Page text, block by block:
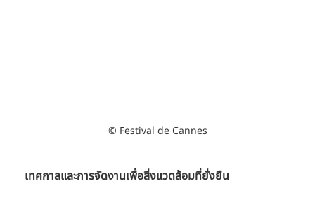
© Festival de Cannes
เทศกาลและการจัดงานเพื่อสิ่งแวดล้อมที่ยั่งยืน